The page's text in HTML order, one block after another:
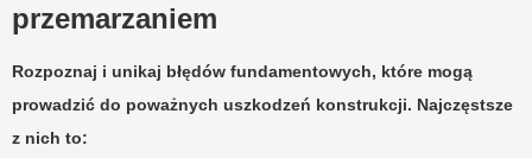
przemarzaniem
Rozpoznaj i unikaj błędów fundamentowych, które mogą
prowadzić do poważnych uszkodzeń konstrukcji. Najczęstsze
z nich to: